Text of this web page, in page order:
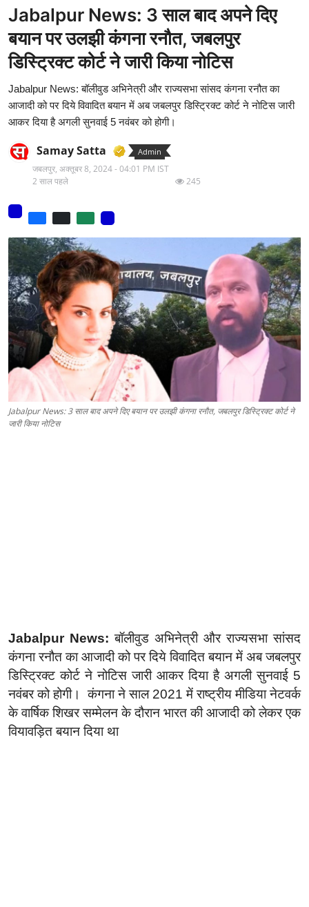
मनोरंजन
वीडियो
धर्म
नौकरी
मेरा लेख - एक नई पहचान
टेक
हिन्दी
Jabalpur News: 3 साल बाद अपने दिए
बयान पर उलझी कंगना रनौत, जबलपुर
डिस्ट्रिक्ट कोर्ट ने जारी किया नोटिस
Jabalpur News: बॉलीवुड अभिनेत्री और राज्यसभा सांसद कंगना रनौत का
आजादी को पर दिये विवादित बयान में अब जबलपुर डिस्ट्रिक्ट कोर्ट ने नोटिस जारी
आकर दिया है अगली सुनवाई 5 नवंबर को होगी।
Samay Satta Admin
जबलपुर, अक्तूबर 8, 2024 - 04:01 PM IST
2 साल पहले
245
Jabalpur News: 3 साल बाद अपने दिए बयान पर उलझी कंगना रनौत, जबलपुर डिस्ट्रिक्ट कोर्ट ने
जारी किया नोटिस
Jabalpur News: बॉलीवुड अभिनेत्री और राज्यसभा सांसद
कंगना रनौत का आजादी को पर दिये विवादित बयान में अब जबलपुर
डिस्ट्रिक्ट कोर्ट ने नोटिस जारी आकर दिया है अगली सुनवाई 5
नवंबर को होगी। कंगना ने साल 2021 में राष्ट्रीय मीडिया नेटवर्क
के वार्षिक शिखर सम्मेलन के दौरान भारत की आजादी को लेकर एक
वियावड़ित बयान दिया था